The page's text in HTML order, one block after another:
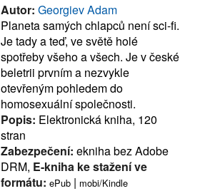
Autor: Georgiev Adam
Planeta samých chlapců není sci-fi.
Je tady a teď, ve světě holé
spotřeby všeho a všech. Je v české
beletrii prvním a nezvykle
otevřeným pohledem do
homosexuální společnosti.
Popis: Elektronická kniha, 120
stran
Zabezpečení: ekniha bez Adobe
DRM, E-kniha ke stažení ve
formátu: ePub | mobi/Kindle